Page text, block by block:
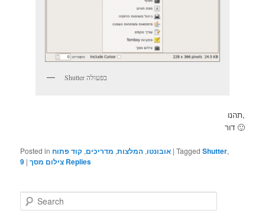
Shutter בפעולה
תהנו,
דור 🙂
Posted in אובונטו, המלצות, מדריכים, קוד פתוח |Tagged Shutter,
צילום מסך |
9 Replies
e